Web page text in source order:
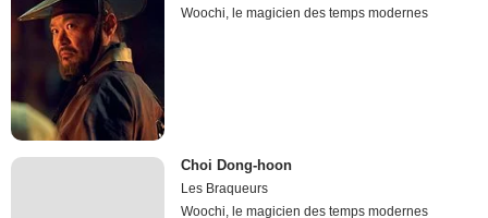
Woochi, le magicien des temps modernes
Choi Dong-hoon
Les Braqueurs
Woochi, le magicien des temps modernes